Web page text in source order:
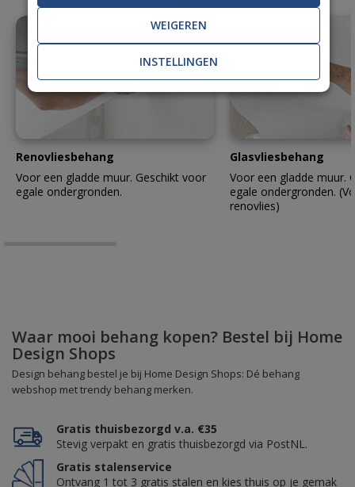
Renovliesbehang
Voor een gladde muur. Geschikt voor
egale ondergronden.
Glasvliesbehang
Voor een gladde muur.
egale ondergronden.
renovlies)
Waar mooi behang kopen? Bestel bij Home
Design Shops
Design behang bestel je bij Home Design Shops: Dé behang
webshop met trendy behang merken.
Gratis thuisbezorgd v.a. €35
Stevig verpakt en gratis thuisbezorgd via PostNL.
Gratis stalenservice
Ontvang 1 tot 3 gratis stalen en kies thuis op je gemak
WEIGEREN
INSTELLINGEN